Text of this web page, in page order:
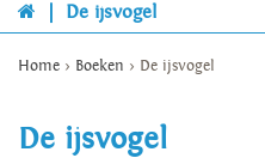
De ijsvogel
Home > Boeken > De ijsvogel
De ijsvogel